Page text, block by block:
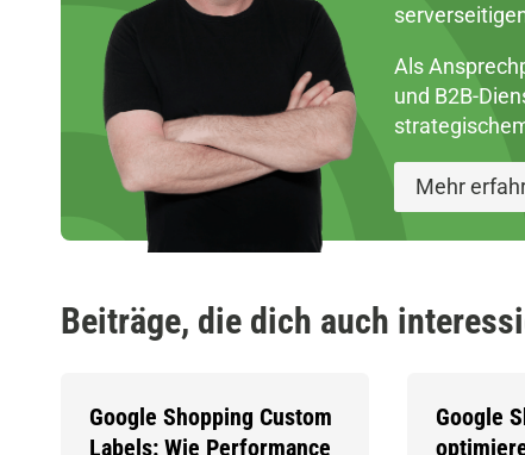
Als
und B2B-
Mehr
Beiträge, die dich auch
Google Shopping Custom
Labels: Wie Performance
Google